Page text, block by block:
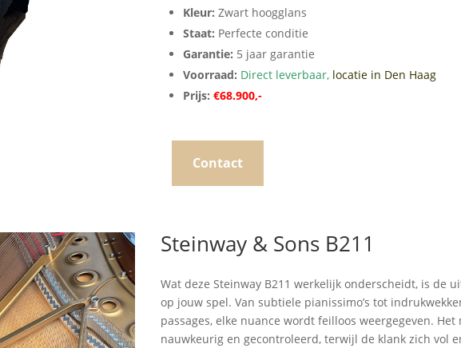
Kleur: Zwart hoogglans
Staat: Perfecte conditie
Garantie: 5 jaar garantie
Voorraad: Direct leverbaar, locatie in Den Haag
Prijs: €68.900,-
Contact
Steinway & Sons B211
Wat deze Steinway B211 werkelijk onderscheidt, is de
op jouw spel. Van subtiele pianissimo’s tot
passages, elke nuance wordt feilloos weergegeven.
nauwkeurig en gecontroleerd, terwijl de klank zich vol